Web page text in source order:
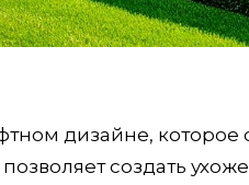
дизайне, которое
создать